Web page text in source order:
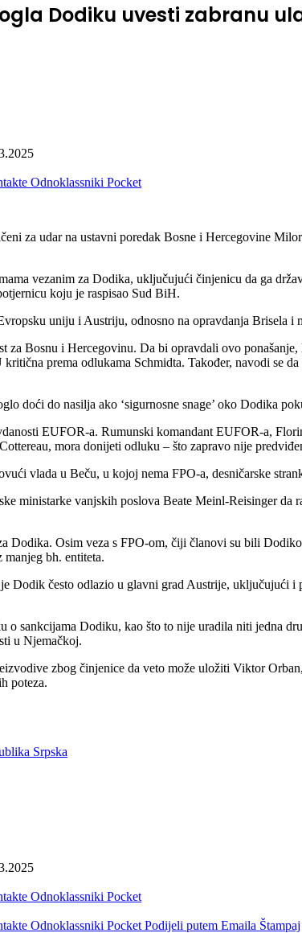
Dodiku uvesti zabranu
Odnoklassniki Pocket
za udar na ustavni poredak Bosne i Hercegovine
vezanim za Dodika, uključujući činjenicu da ga
koju je raspisao Sud BiH.
uniju i Austriju, odnosno na opravdanja Brisela i
za Bosnu i Hercegovinu. Da bi opravdali ovo
prema odlukama Schmidta. Također, navodi se
doći do nasilja ako ‘sigurnosne snage’ oko Dodika
EUFOR-a. Rumunski komandant EUFOR-a,
mora donijeti odluku – što zapravo nije
vlada u Beču, u kojoj nema FPO-a, desničarske
ministarke vanjskih poslova Beate Meinl-Reisinger
Dodika. Osim veza s FPO-om, čiji članovi su bili
bh. entiteta.
Dodik često odlazio u glavni grad Austrije, uključujući
sankcijama Dodiku, kao što to nije uradila niti jedna
u Njemačkoj.
zbog činjenice da veto može uložiti Viktor
poteza.
Srpska
Odnoklassniki Pocket
Odnoklassniki Pocket Podijeli putem Emaila Štampaj